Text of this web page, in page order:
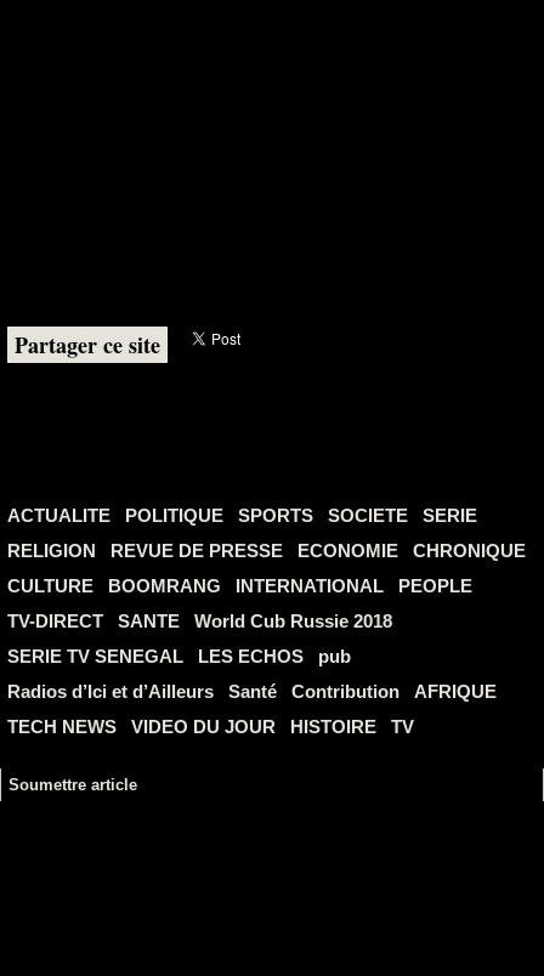
Partager ce site
ACTUALITE POLITIQUE SPORTS SOCIETE
SERIE
RELIGION
REVUE DE PRESSE ECONOMIE
CHRONIQUE
CULTURE
BOOMRANG INTERNATIONAL
PEOPLE
TV-DIRECT
SANTE
World Cub Russie 2018
SERIE TV SENEGAL
LES ECHOS
pub
Radios d’Ici et d’Ailleurs
Santé Contribution
AFRIQUE
TECH NEWS
VIDEO DU JOUR HISTOIRE TV
Soumettre article